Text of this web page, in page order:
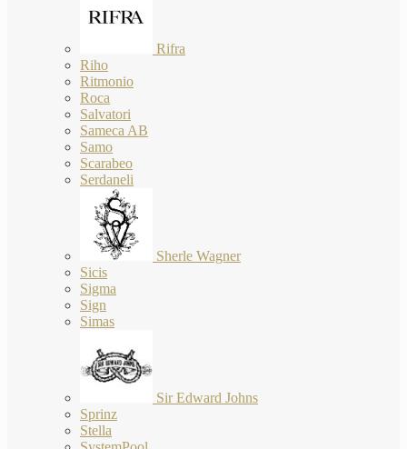
Rifra
Riho
Ritmonio
Roca
Salvatori
Sameca AB
Samo
Scarabeo
Serdaneli
Sherle Wagner
Sicis
Sigma
Sign
Simas
Sir Edward Johns
Sprinz
Stella